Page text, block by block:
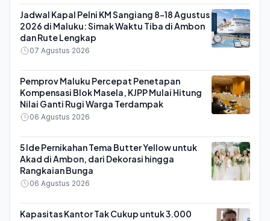
Jadwal Kapal Pelni KM Sangiang 8-18 Agustus
2026 di Maluku: Simak Waktu Tiba di Ambon
dan Rute Lengkap
07 Agustus 2026
Pemprov Maluku Percepat Penetapan
Kompensasi Blok Masela, KJPP Mulai Hitung
Nilai Ganti Rugi Warga Terdampak
06 Agustus 2026
5 Ide Pernikahan Tema Butter Yellow untuk
Akad di Ambon, dari Dekorasi hingga
Rangkaian Bunga
06 Agustus 2026
Kapasitas Kantor Tak Cukup untuk 3.000